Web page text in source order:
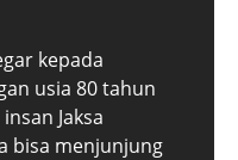
kepada
usia 80 tahun
Jaksa
bisa menjunjung